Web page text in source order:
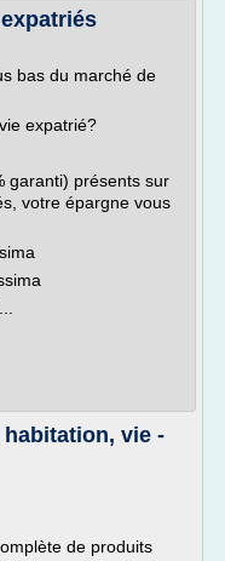
bas du marché de
expatrié?
garanti) présents sur
votre épargne vous
vie -
de produits